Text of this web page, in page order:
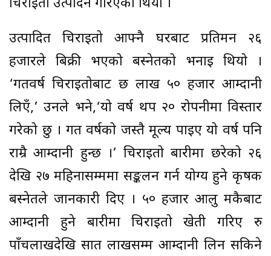
चिराइतो उत्पादन गरिएको थियो ।
उत्पादित चिराइतो आफ्नै घरबाट प्रतिमन २६
हजारले बिक्री भएको बस्नेतको भनाइ थियो ।
‘गतवर्ष चिराइतोबाट छ लाख ५० हजार आम्दानी
लिएँ,’ उनले भने,‘यो वर्ष थप २० रोपनीमा विस्तार
गरेको छु । गत वर्षको जस्तै मूल्य पाइए यो वर्ष पनि
राम्रै आम्दानी हुन्छ ।’ चिराइतो बारीमा छरेको २६
देखि २७ महिनासम्ममा सङ्कलन गर्न योग्य हुने कृषक
बस्नेतले जानकारी दिए । ५० हजार आलु मकैबाट
आम्दानी हुने बारीमा चिराइतो खेती गरिए रु
पाँचलाखदेखि सात लाखसम्म आम्दानी लिन सकिने